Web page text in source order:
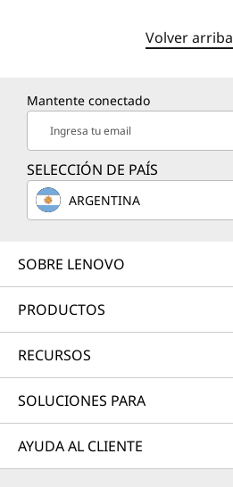
Volver arriba
Mantente conectado
Ingresa tu email
SELECCIÓN DE PAÍS
ARGENTINA
SOBRE LENOVO
PRODUCTOS
RECURSOS
SOLUCIONES PARA
AYUDA AL CLIENTE